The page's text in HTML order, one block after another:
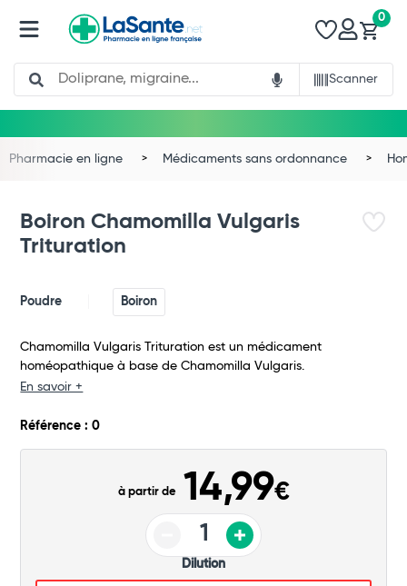
Search
Scanner
0
Total
Pharmacie en ligne Médicaments sans ordonnance
Boiron Chamomilla Vulgaris
Trituration
Poudre Boiron
Chamomilla Vulgaris Trituration est un médicament
homéopathique à base de Chamomilla Vulgaris.
En savoir +
Référence : 0
à partir de 14,99€
Dilution